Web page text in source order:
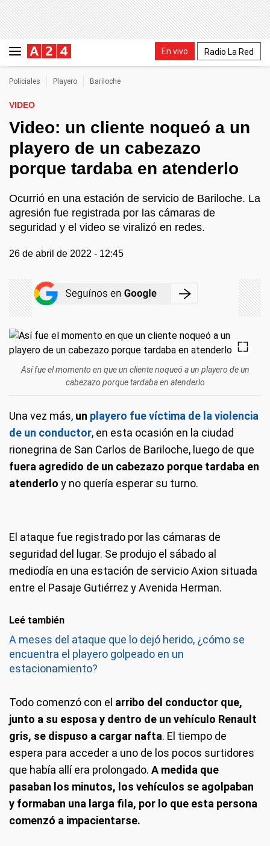
En vivo Radio La Red
Policiales Playero Bariloche
VIDEO
Video: un cliente noqueó a un
playero de un cabezazo
porque tardaba en atenderlo
Ocurrió en una estación de servicio de Bariloche. La
agresión fue registrada por las cámaras de
seguridad y el video se viralizó en redes.
26 de abril de 2022 - 12:45
Así fue el momento en que un cliente noqueó a un playero de un
cabezazo porque tardaba en atenderlo
Una vez más, un playero fue víctima de la violencia
de un conductor, en esta ocasión en la ciudad
rionegrina de San Carlos de Bariloche, luego de que
fuera agredido de un cabezazo porque tardaba en
atenderlo y no quería esperar su turno.
El ataque fue registrado por las cámaras de
seguridad del lugar. Se produjo el sábado al
mediodía en una estación de servicio Axion situada
entre el Pasaje Gutiérrez y Avenida Herman.
Leé también
A meses del ataque que lo dejó herido, ¿cómo se
encuentra el playero golpeado en un
estacionamiento?
Todo comenzó con el arribo del conductor que,
junto a su esposa y dentro de un vehículo Renault
gris, se dispuso a cargar nafta. El tiempo de
espera para acceder a uno de los pocos surtidores
que había allí era prolongado. A medida que
pasaban los minutos, los vehículos se agolpaban
y formaban una larga fila, por lo que esta persona
comenzó a impacientarse.